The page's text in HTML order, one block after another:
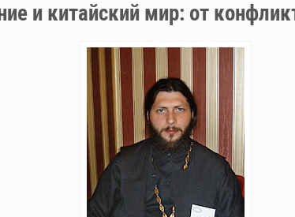
и китайский мир: от